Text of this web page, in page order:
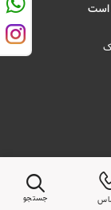
است
جستجو